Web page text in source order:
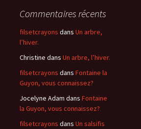
Commentaires récents
filsetcrayons dans Un arbre,
l’hiver.
Christine dans Un arbre, l’hiver.
filsetcrayons dans Fontaine la
Guyon, vous connaissez?
Jocelyne Adam dans Fontaine
la Guyon, vous connaissez?
filsetcrayons dans Un salsifis